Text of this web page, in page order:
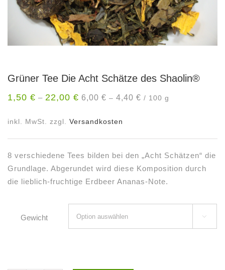
Grüner Tee Die Acht Schätze des Shaolin®
1,50 € – 22,00 € 6,00 € – 4,40 € / 100 g
inkl. MwSt. zzgl. Versandkosten
8 verschiedene Tees bilden bei den „Acht Schätzen“ die
Grundlage. Abgerundet wird diese Komposition durch
die lieblich-fruchtige Erdbeer Ananas-Note.
Gewicht 